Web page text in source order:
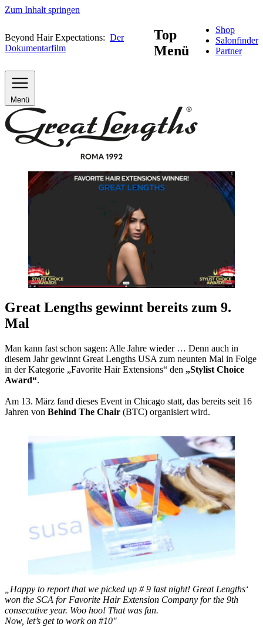
Zum Inhalt springen
Beyond Hair Expectations: Der
Dokumentarfilm
Top
Menü
Shop
Salonfinder
Partner
Menü
Great Lengths gewinnt bereits zum 9.
Mal
Man kann fast schon sagen: Alle Jahre wieder … Denn auch in
diesem Jahr gewinnt Great Lengths USA zum neunten Mal in Folge
in der Kategorie „Favorite Hair Extensions“ den „Stylist Choice
Award“.
Am 13. März fand dieses Event in Chicago statt, das bereits seit 16
Jahren von Behind The Chair (BTC) organisiert wird.
„Happy to report that we picked up # 9 last night! Great Lengths‘
won the SCA for Favorite Hair Extension Company for the 9th
consecutive year. Woo hoo! That was fun.
Now, let’s get to work on #10″